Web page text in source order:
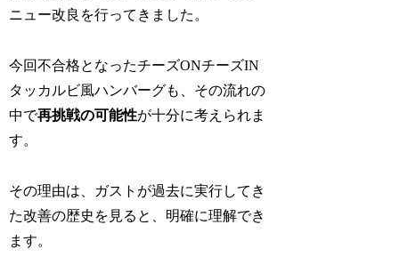
ニュー改良を行ってきました。
今回不合格となったチーズONチーズIN
タッカルビ風ハンバーグも、その流れの
中で再挑戦の可能性が十分に考えられま
す。
その理由は、ガストが過去に実行してき
た改善の歴史を見ると、明確に理解でき
ます。